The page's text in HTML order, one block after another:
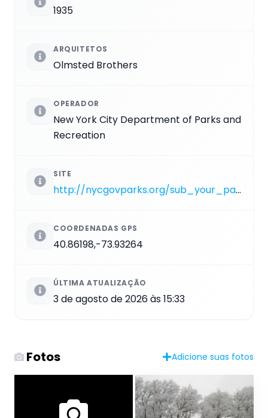
1935
ARQUITETOS
Olmsted Brothers
OPERADOR
New York City Department of Parks and
Recreation
SITE
http://nycgovparks.org/sub_your_park/park_info_pages/park_info.php?propID=M029
COORDENADAS GPS
40.86198,-73.93264
ÚLTIMA ATUALIZAÇÃO
3 de agosto de 2026 às 15:33
Fotos Adicione suas fotos